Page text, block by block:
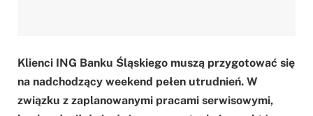
Klienci ING Banku Śląskiego muszą przygotować się
na nadchodzący weekend pełen utrudnień. W
związku z zaplanowanymi pracami serwisowymi,